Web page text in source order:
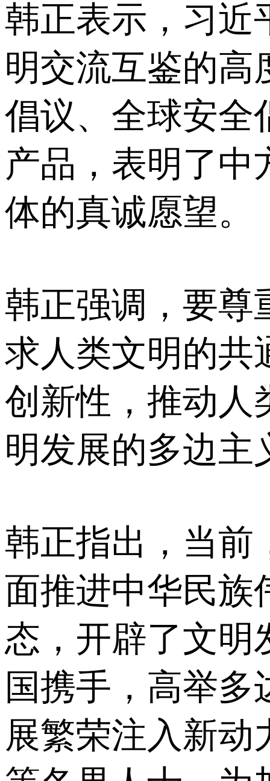
韩正表示，习近
明交流互鉴的高
倡议、全球安全
产品，表明了中
体的真诚愿望。
韩正强调，要尊
求人类文明的共
创新性，推动人
明发展的多边主
韩正指出，当前
面推进中华民族
态，开辟了文明
国携手，高举多
展繁荣注入新